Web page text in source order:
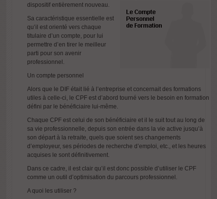
dispositif entièrement nouveau.
Sa caractéristique essentielle est
qu’il est orienté vers chaque
titulaire d’un compte, pour lui
permettre d’en tirer le meilleur
parti pour son avenir
professionnel.
Un compte personnel
Alors que le DIF était lié à l’entreprise et concernait des formations
utiles à celle-ci, le CPF est d’abord tourné vers le besoin en formation
défini par le bénéficiaire lui-même.
Chaque CPF est celui de son bénéficiaire et il le suit tout au long de
sa vie professionnelle, depuis son entrée dans la vie active jusqu’à
son départ à la retraite, quels que soient ses changements
d’employeur, ses périodes de recherche d’emploi, etc., et les heures
acquises le sont définitivement.
Dans ce cadre, il est clair qu’il est donc possible d’utiliser le CPF
comme un outil d’optimisation du parcours professionnel.
A quoi les utiliser ?